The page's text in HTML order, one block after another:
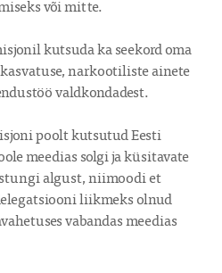
või mitte.
kutsuda ka seekord oma
narkootiliste ainete
valdkondadest.
poolt kutsutud Eesti
meedias solgi ja küsitavate
algust, niimoodi et
liikmeks olnud
vabandas meedias